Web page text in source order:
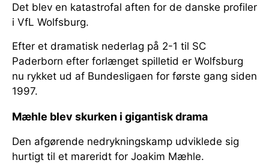
Det blev en katastrofal aften for de danske profiler
i VfL Wolfsburg.
Efter et dramatisk nederlag på 2-1 til SC
Paderborn efter forlænget spilletid er Wolfsburg
nu rykket ud af Bundesligaen for første gang siden
1997.
Mæhle blev skurken i gigantisk drama
Den afgørende nedrykningskamp udviklede sig
hurtigt til et mareridt for Joakim Mæhle.